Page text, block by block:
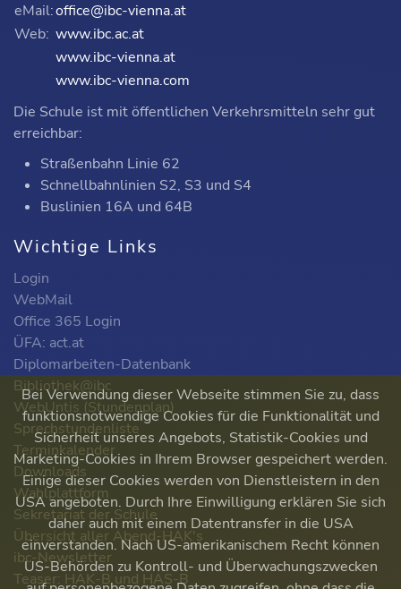
eMail:office@ibc-vienna.at
Web: www.ibc.ac.at
www.ibc-vienna.at
www.ibc-vienna.com
Die Schule ist mit öffentlichen Verkehrsmitteln sehr gut
erreichbar:
Straßenbahn Linie 62
Schnellbahnlinien S2, S3 und S4
Buslinien 16A und 64B
Wichtige Links
Login
WebMail
Office 365 Login
ÜFA: act.at
Diplomarbeiten-Datenbank
Bibliothek@ibc
WebUntis (Stundenplan)
Sprechstundenliste
Terminkalender
Downloads
Wahlplattform
Sekretariat der Schule
Übersicht aller Abend-HAK's
ibc-Newsletter
Teaser: HAK-B und HAS-B
Bei Verwendung dieser Webseite stimmen Sie zu, dass
funktionsnotwendige Cookies für die Funktionalität und
Sicherheit unseres Angebots, Statistik-Cookies und
Marketing-Cookies in Ihrem Browser gespeichert werden.
Einige dieser Cookies werden von Dienstleistern in den
USA angeboten. Durch Ihre Einwilligung erklären Sie sich
daher auch mit einem Datentransfer in die USA
einverstanden. Nach US-amerikanischem Recht können
US-Behörden zu Kontroll- und Überwachungszwecken